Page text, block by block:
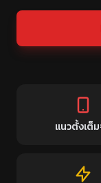
แนวตั้งเต็